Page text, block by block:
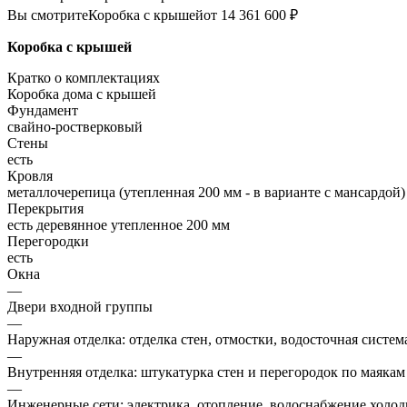
Вы смотритеКоробка с крышейот 14 361 600 ₽
Коробка с крышей
Кратко о комплектациях
Коробка дома с крышей
Фундамент
свайно-ростверковый
Стены
есть
Кровля
металлочерепица (утепленная 200 мм - в варианте с мансардой)
Перекрытия
есть деревянное утепленное 200 мм
Перегородки
есть
Окна
—
Двери входной группы
—
Наружная отделка: отделка стен, отмостки, водосточная
—
Внутренняя отделка: штукатурка стен и перегородок по маякам
—